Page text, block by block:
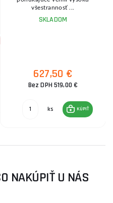
všestrannosť ...
SKLADOM
627,50 €
Bez DPH 519,00 €
ks KÚPIŤ
NAKÚPIŤ U NÁS